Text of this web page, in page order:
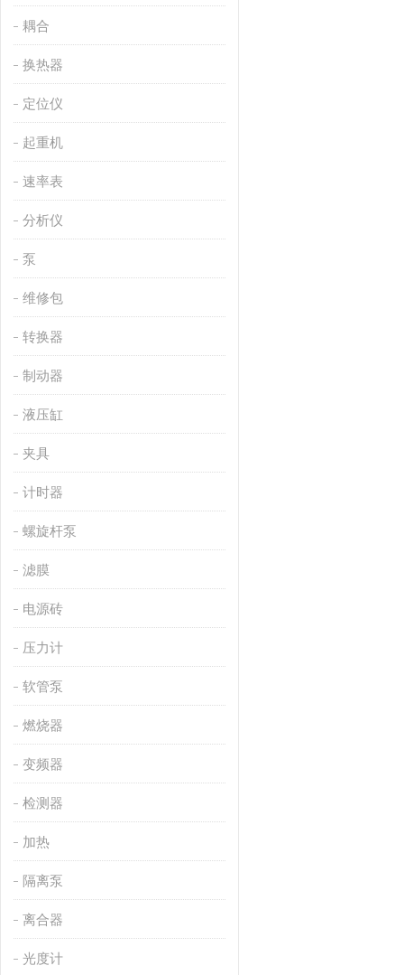
耦合
换热器
定位仪
起重机
速率表
分析仪
泵
维修包
转换器
制动器
液压缸
夹具
计时器
螺旋杆泵
滤膜
电源砖
压力计
软管泵
燃烧器
变频器
检测器
加热
隔离泵
离合器
光度计